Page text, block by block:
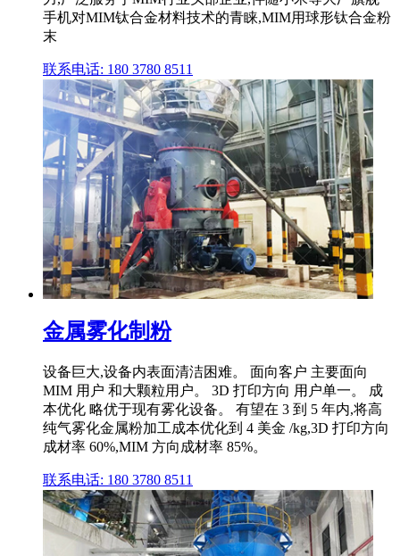
手机对MIM钛合金材料技术的青睐,MIM用球形钛合金粉
末
联系电话: 180 3780 8511
金属雾化制粉
设备巨大,设备内表面清洁困难。 面向客户 主要面向
MIM 用户 和大颗粒用户。 3D 打印方向 用户单一。 成
本优化 略优于现有雾化设备。 有望在 3 到 5 年内,将高
纯气雾化金属粉加工成本优化到 4 美金 /kg,3D 打印方向
成材率 60%,MIM 方向成材率 85%。
联系电话: 180 3780 8511